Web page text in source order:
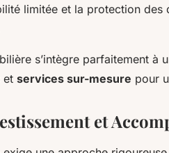
limitée et la protection des
s’intègre parfaitement à
et services sur-mesure pour
et